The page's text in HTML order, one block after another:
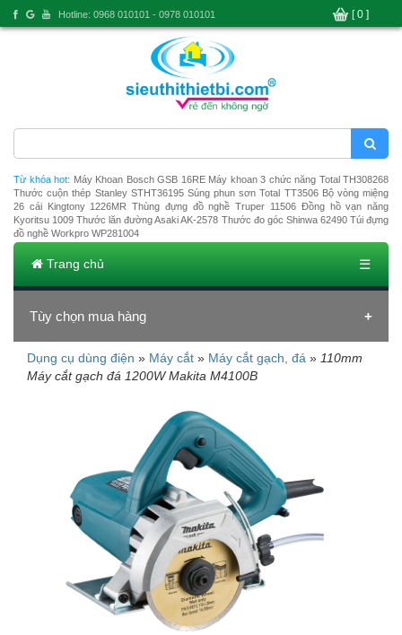
Từ khóa hot: Máy Khoan Bosch GSB 16RE Máy khoan 3 chức năng Total TH308268
Thước cuộn thép Stanley STHT36195 Súng phun sơn Total TT3506 Bộ vòng miệng
26 cái Kingtony 1226MR Thùng đựng đồ nghề Truper 11506 Đồng hồ vạn năng
Kyoritsu 1009 Thước lăn đường Asaki AK-2578 Thước đo góc Shinwa 62490 Túi đựng
đồ nghề Workpro WP281004
Trang chủ ☰
Tùy chọn mua hàng
Đang tải dữ liệu
Dụng cụ dùng điện » Máy cắt » Máy cắt gạch, đá » 110mm
Máy cắt gạch đá 1200W Makita M4100B
Hotline: 0968 010101 - 0978 010101 [ 0 ]